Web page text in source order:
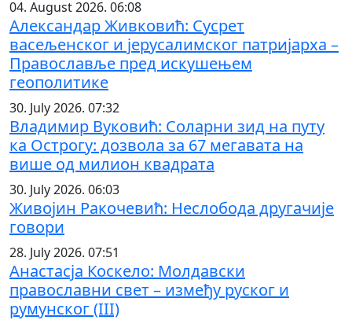
04. August 2026. 06:08
Александар Живковић: Сусрет
васељенског и јерусалимског патријарха –
Православље пред искушењем
геополитике
30. July 2026. 07:32
Владимир Вуковић: Соларни зид на путу
ка Острогу: дозвола за 67 мегавата на
више од милион квадрата
30. July 2026. 06:03
Живојин Ракочевић: Неслобода другачије
говори
28. July 2026. 07:51
Анастасја Коскело: Молдавски
православни свет – између руског и
румунског (III)